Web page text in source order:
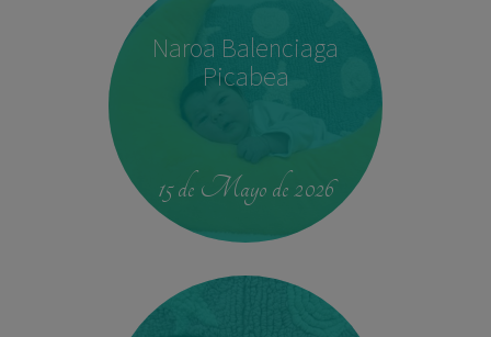
Naroa Balenciaga
Picabea
15 de Mayo de 2026